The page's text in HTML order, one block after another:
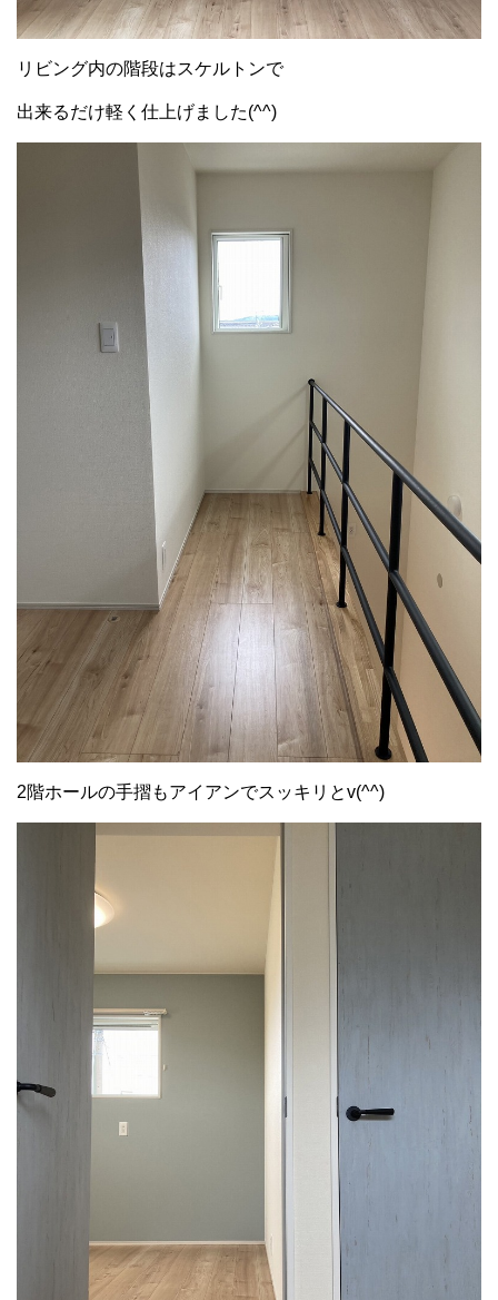
リビング内の階段はスケルトンで
出来るだけ軽く仕上げました(^^)
2階ホールの手摺もアイアンでスッキリとv(^^)